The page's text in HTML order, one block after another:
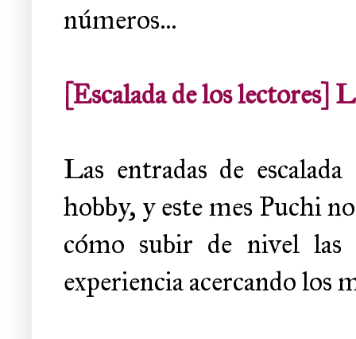
números...
[Escalada de los lectores]
Las entradas de
hobby, y este mes Puchi
cómo subir de nivel las
experiencia acercando los